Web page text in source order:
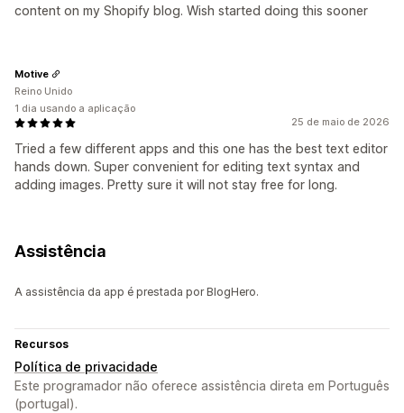
content on my Shopify blog. Wish started doing this sooner
25 de maio de 2026
Tried a few different apps and this one has the best text editor
hands down. Super convenient for editing text syntax and
adding images. Pretty sure it will not stay free for long.
Motive
Reino Unido
1 dia usando a aplicação
Assistência
A assistência da app é prestada por BlogHero.
Recursos
Política de privacidade
Este programador não oferece assistência direta em Português
(portugal).